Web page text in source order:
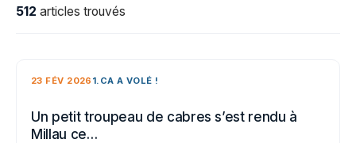
512 articles trouvés
23 FÉV 2026 1.CA A VOLÉ !
Un petit troupeau de cabres s’est rendu à
Millau ce…